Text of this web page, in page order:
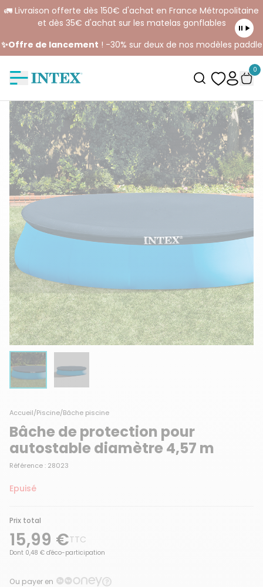
🚛 Livraison offerte dès 150€ d'achat en France Métropolitaine
et dès 35€ d'achat sur les matelas gonflables
✨Offre de lancement ! -30% sur deux de nos modèles paddle
0
Accueil/Piscine/Bâche piscine
Bâche de protection pour
autostable diamètre 4,57 m
Référence : 28023
Epuisé
Prix total
15,99 €TTC
Dont 0,48 € d'éco-participation
Ou payer en